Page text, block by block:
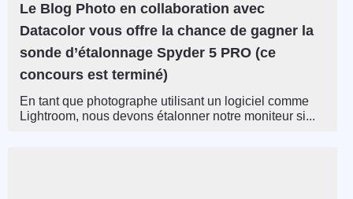
Le Blog Photo en collaboration avec
Datacolor vous offre la chance de gagner la
sonde d’étalonnage Spyder 5 PRO (ce
concours est terminé)
En tant que photographe utilisant un logiciel comme
Lightroom, nous devons étalonner notre moniteur si...